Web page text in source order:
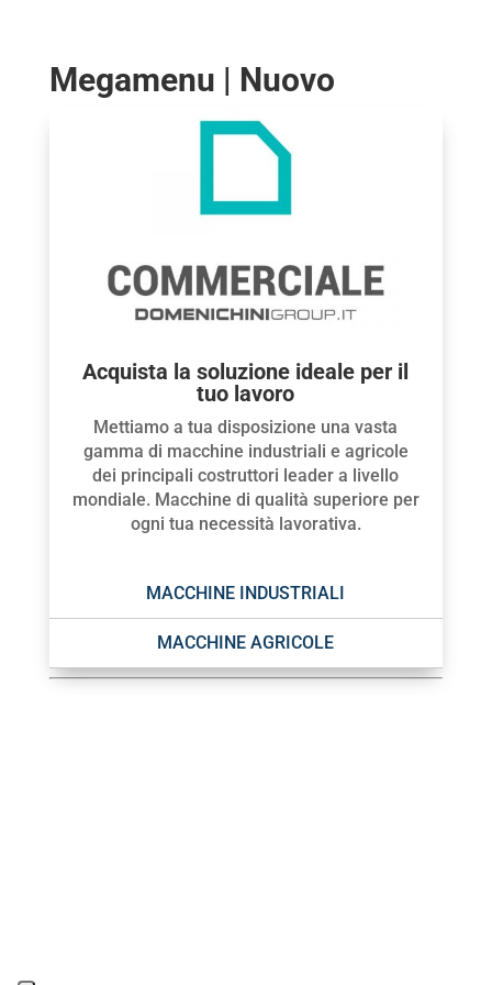
Megamenu | Nuovo
Acquista la soluzione ideale per il
tuo lavoro
Mettiamo a tua disposizione una vasta
gamma di macchine industriali e agricole
dei principali costruttori leader a livello
mondiale. Macchine di qualità superiore per
ogni tua necessità lavorativa.
MACCHINE INDUSTRIALI
MACCHINE AGRICOLE